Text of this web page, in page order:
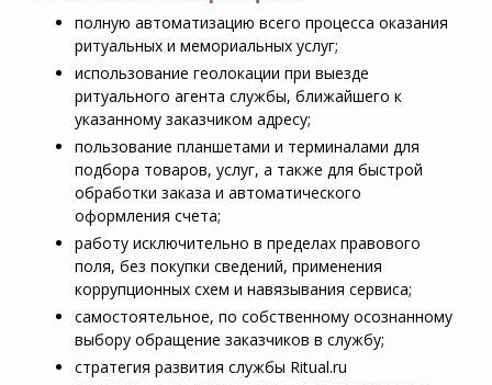
полную автоматизацию всего процесса оказания
ритуальных и мемориальных услуг;
использование геолокации при выезде
ритуального агента службы, ближайшего к
указанному заказчиком адресу;
пользование планшетами и терминалами для
подбора товаров, услуг, а также для быстрой
обработки заказа и автоматического
оформления счета;
работу исключительно в пределах правового
поля, без покупки сведений, применения
коррупционных схем и навязывания сервиса;
самостоятельное, по собственному осознанному
выбору обращение заказчиков в службу;
стратегия развития службы Ritual.ru